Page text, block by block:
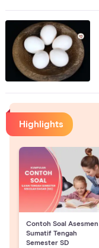
Highlights
Contoh Soal Asesmen
Sumatif Tengah
Semester SD